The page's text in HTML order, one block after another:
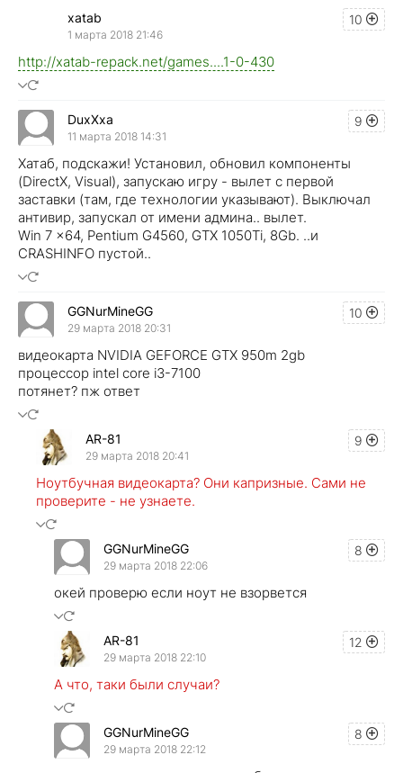
10
xatab
1 марта 2018 21:46
http://xatab-repack.net/games....1-0-430
9
DuxXxa
11 марта 2018 14:31
Хатаб, подскажи! Установил, обновил компоненты
(DirectX, Visual), запускаю игру - вылет с первой
заставки (там, где технологии указывают). Выключал
антивир, запускал от имени админа.. вылет.
Win 7 x64, Pentium G4560, GTX 1050Ti, 8Gb. ..и
CRASHINFO пустой..
10
GGNurMineGG
29 марта 2018 20:31
видеокарта NVIDIA GEFORCE GTX 950m 2gb
процессор intel core i3-7100
потянет? пж ответ
9
AR-81
29 марта 2018 20:41
Ноутбучная видеокарта? Они капризные. Сами не
проверите - не узнаете.
8
GGNurMineGG
29 марта 2018 22:06
окей проверю если ноут не взорвется
12
AR-81
29 марта 2018 22:10
А что, таки были случаи?
8
GGNurMineGG
29 марта 2018 22:12